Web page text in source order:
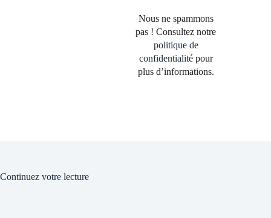
Nous ne spammons
pas ! Consultez notre
politique de
confidentialitépour
plus d’informations.
Continuez votre lecture